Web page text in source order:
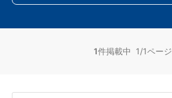
1件掲載中 1/1ページ